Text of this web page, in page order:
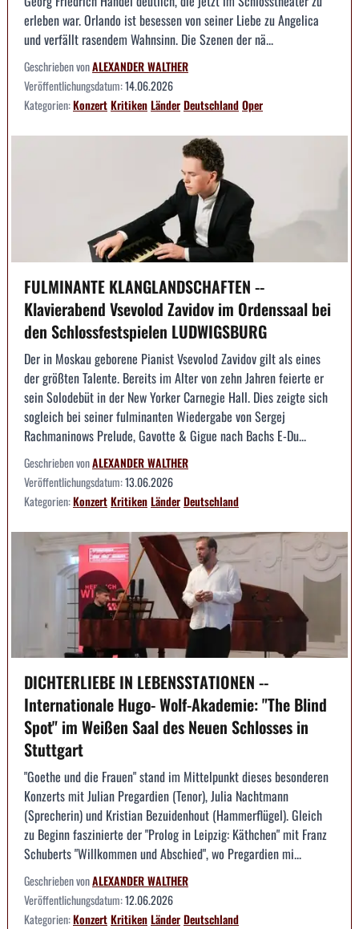
erleben war. Orlando ist besessen von seiner Liebe zu Angelica
und verfällt rasendem Wahnsinn. Die Szenen der nä...
Geschrieben vonALEXANDER WALTHER
Veröffentlichungsdatum:14.06.2026
Kategorien:KonzertKritikenLänderDeutschlandOper
FULMINANTE KLANGLANDSCHAFTEN --
Klavierabend Vsevolod Zavidov im Ordenssaal bei
den Schlossfestspielen LUDWIGSBURG
Der in Moskau geborene Pianist Vsevolod Zavidov gilt als eines
der größten Talente. Bereits im Alter von zehn Jahren feierte er
sein Solodebüt in der New Yorker Carnegie Hall. Dies zeigte sich
sogleich bei seiner fulminanten Wiedergabe von Sergej
Rachmaninows Prelude, Gavotte & Gigue nach Bachs E-Du...
Geschrieben vonALEXANDER WALTHER
Veröffentlichungsdatum:13.06.2026
Kategorien:KonzertKritikenLänderDeutschland
DICHTERLIEBE IN LEBENSSTATIONEN --
Internationale Hugo- Wolf-Akademie: "The Blind
Spot" im Weißen Saal des Neuen Schlosses in
Stuttgart
"Goethe und die Frauen" stand im Mittelpunkt dieses besonderen
Konzerts mit Julian Pregardien (Tenor), Julia Nachtmann
(Sprecherin) und Kristian Bezuidenhout (Hammerflügel). Gleich
zu Beginn faszinierte der "Prolog in Leipzig: Käthchen" mit Franz
Schuberts "Willkommen und Abschied", wo Pregardien mi...
Geschrieben vonALEXANDER WALTHER
Veröffentlichungsdatum:12.06.2026
Kategorien:KonzertKritikenLänderDeutschland